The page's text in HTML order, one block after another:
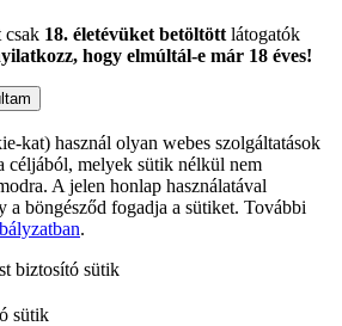
csak 18. életévüket betöltött látogatók
hogy elmúltál-e már 18 éves!
kat) használ olyan webes szolgáltatások
céljából, melyek sütik nélkül nem
A jelen honlap használatával
a böngésződ fogadja a sütiket. További
.
biztosító sütik
sütik